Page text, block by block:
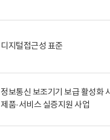
디지털접근성 표준
정보통신 보조기기 보급 활성화
제품·서비스 실증지원 사업